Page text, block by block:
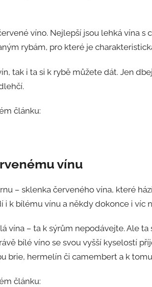
víno. Nejlepší jsou lehká vína s
rybám, pro které je
tak i ta si k rybě můžete dát. Jen
článku:
vínu
– sklenka červeného vína, které
i k bílému vínu a někdy dokonce i víc
vína – ta k sýrům nepodávejte. Ale ta
bílé víno se svou vyšší kyselostí
brie, hermelín či camembert a k
článku: